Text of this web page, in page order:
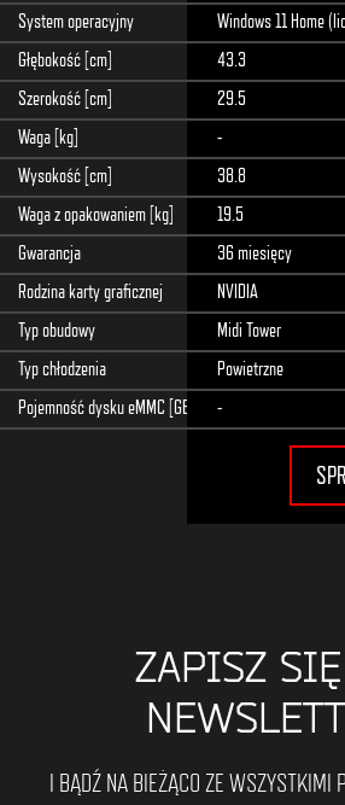
System operacyjny
Głębokość [cm]
Szerokość [cm]
Waga [kg]
Wysokość [cm]
Waga z opakowaniem [kg]
Gwarancja
Rodzina karty graficznej
Typ obudowy
Typ chłodzenia
Pojemność dysku eMMC [GB]
Windows 11 Home
43.3
29.5
-
38.8
19.5
36 miesięcy
NVIDIA
Midi Tower
Powietrzne
-
ZAPISZ
I BĄDŹ NA BIEŻĄCO ZE WSZYSTKIMI